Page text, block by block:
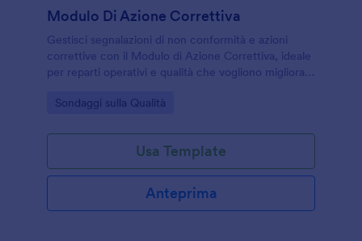
Modulo Di Azione Correttiva
Gestisci segnalazioni di non conformità e azioni
correttive con il Modulo di Azione Correttiva, ideale
per reparti operativi e qualità che vogliono migliorare
Go to Category:
Sondaggi sulla Qualità
Usa Template
Anteprima